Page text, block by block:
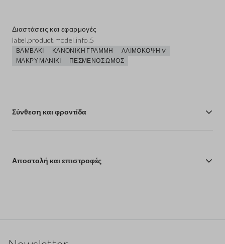
Διαστάσεις και εφαρμογές
label.product.model.info.5
ΒΑΜΒΆΚΙ ΚΑΝΟΝΙΚΉ ΓΡΑΜΜΉ
ΛΑΙΜΌΚΟΨΗ V
ΜΑΚΡΎ ΜΑΝΊΚΙ
ΠΕΣΜΈΝΟΣ ΏΜΟΣ
Σύνθεση και φροντίδα
Αποστολή και επιστροφές